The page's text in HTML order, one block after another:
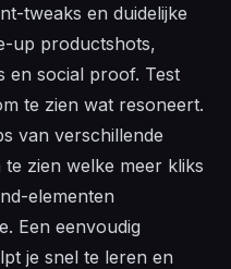
tweaks en duidelijke
up productshots,
en social proof. Test
te zien wat resoneert.
van verschillende
zien welke meer kliks
elementen
Een eenvoudig
je snel te leren en